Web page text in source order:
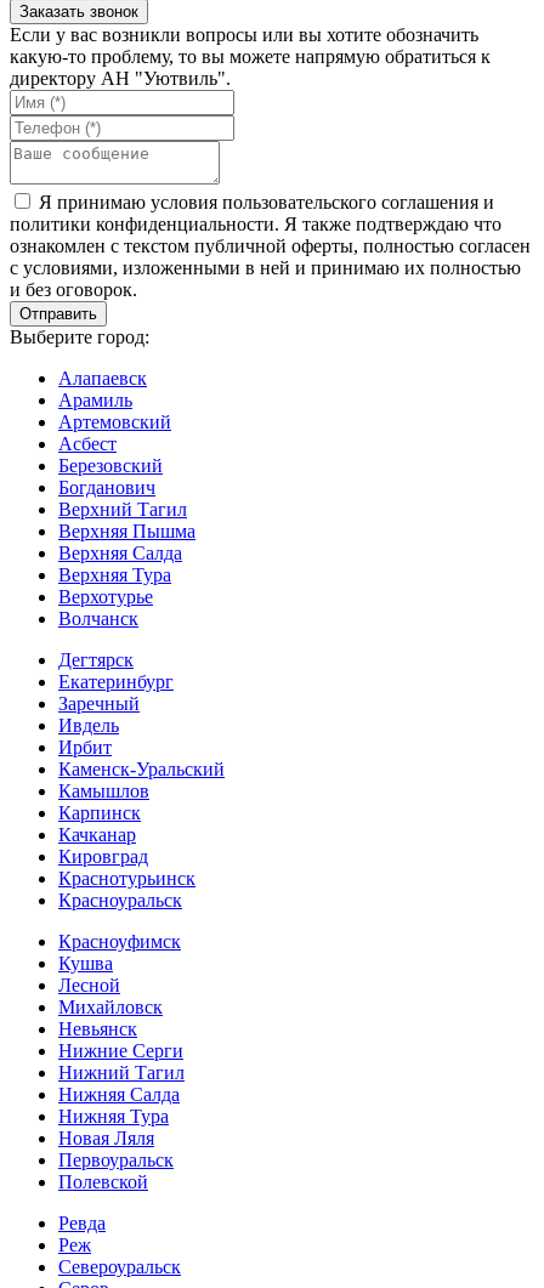
Если у вас возникли вопросы или вы хотите обозначить
какую-то проблему, то вы можете напрямую обратиться к
директору АН "Уютвиль".
Я принимаю условия пользовательского соглашения и
политики конфиденциальности. Я также подтверждаю что
ознакомлен с текстом публичной оферты, полностью согласен
с условиями, изложенными в ней и принимаю их полностью
и без оговорок.
Выберите город:
Алапаевск
Арамиль
Артемовский
Асбест
Березовский
Богданович
Верхний Тагил
Верхняя Пышма
Верхняя Салда
Верхняя Тура
Верхотурье
Волчанск
Дегтярск
Екатеринбург
Заречный
Ивдель
Ирбит
Каменск-Уральский
Камышлов
Карпинск
Качканар
Кировград
Краснотурьинск
Красноуральск
Красноуфимск
Кушва
Лесной
Михайловск
Невьянск
Нижние Серги
Нижний Тагил
Нижняя Салда
Нижняя Тура
Новая Ляля
Первоуральск
Полевской
Ревда
Реж
Североуральск